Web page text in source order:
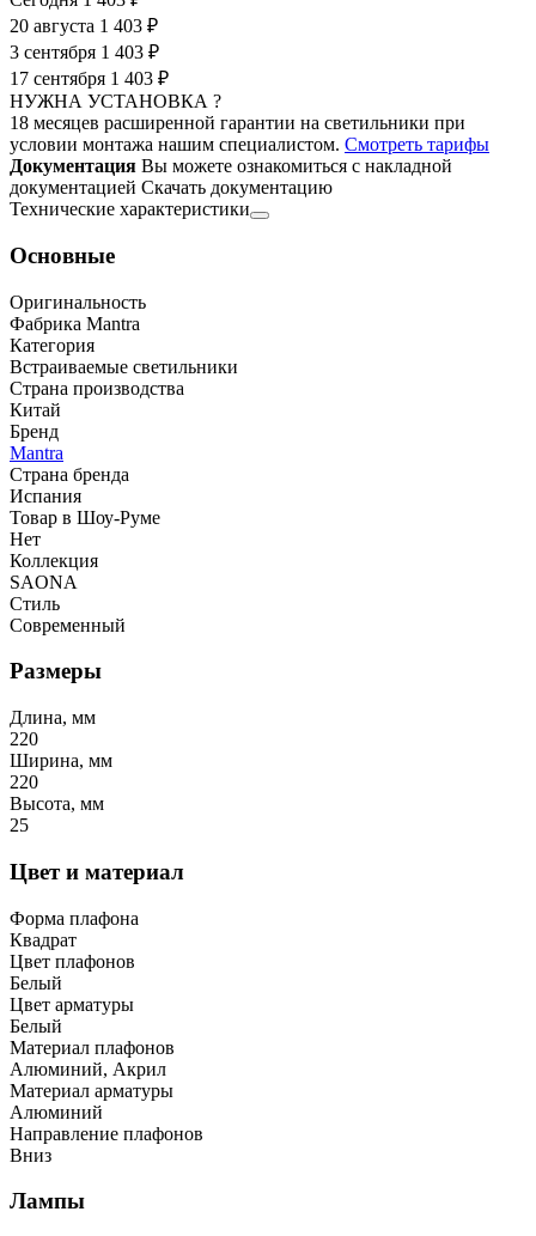
20 августа 1 403 ₽
3 сентября 1 403 ₽
17 сентября 1 403 ₽
НУЖНА УСТАНОВКА ?
18 месяцев расширенной гарантии на светильники при
условии монтажа нашим специалистом. Смотреть тарифы
Документация Вы можете ознакомиться с накладной
документацией Скачать документацию
Технические характеристики
Основные
Оригинальность
Фабрика Mantra
Категория
Встраиваемые светильники
Страна производства
Китай
Бренд
Mantra
Страна бренда
Испания
Товар в Шоу-Руме
Нет
Коллекция
SAONA
Стиль
Современный
Размеры
Длина, мм
220
Ширина, мм
220
Высота, мм
25
Цвет и материал
Форма плафона
Квадрат
Цвет плафонов
Белый
Цвет арматуры
Белый
Материал плафонов
Алюминий, Акрил
Материал арматуры
Алюминий
Направление плафонов
Вниз
Лампы